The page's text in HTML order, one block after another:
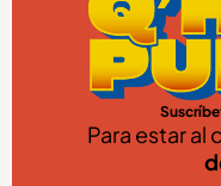
Para estar al